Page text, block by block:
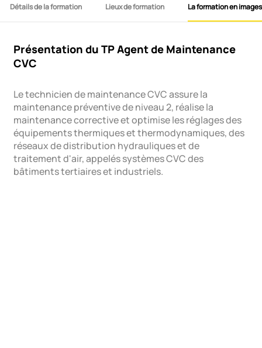
Détails de la formation Lieux de formation La formation en images
Présentation du TP Agent de Maintenance
CVC
Le technicien de maintenance CVC assure la
maintenance préventive de niveau 2, réalise la
maintenance corrective et optimise les réglages des
équipements thermiques et thermodynamiques, des
réseaux de distribution hydrauliques et de
traitement d'air, appelés systèmes CVC des
bâtiments tertiaires et industriels.